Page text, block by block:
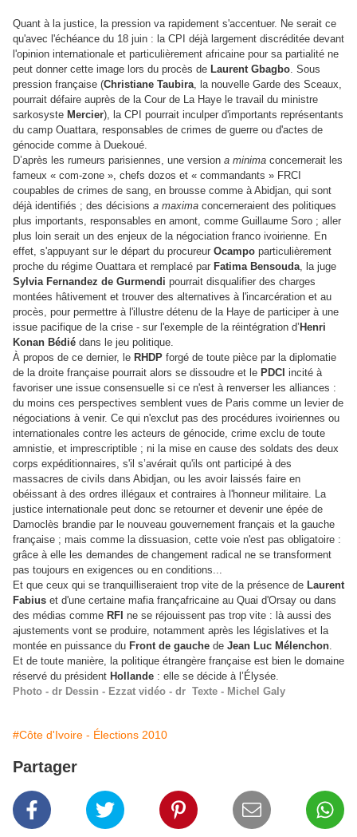
Quant à la justice, la pression va rapidement s'accentuer. Ne serait ce
qu'avec l'échéance du 18 juin : la CPI déjà largement discréditée devant
l'opinion internationale et particulièrement africaine pour sa partialité ne
peut donner cette image lors du procès de Laurent Gbagbo. Sous
pression française (Christiane Taubira, la nouvelle Garde des Sceaux,
pourrait défaire auprès de la Cour de La Haye le travail du ministre
sarkosyste Mercier), la CPI pourrait inculper d'importants représentants
du camp Ouattara, responsables de crimes de guerre ou d'actes de
génocide comme à Duekoué.
D’après les rumeurs parisiennes, une version a minima concernerait les
fameux « com-zone », chefs dozos et « commandants » FRCI
coupables de crimes de sang, en brousse comme à Abidjan, qui sont
déjà identifiés ; des décisions a maxima concerneraient des politiques
plus importants, responsables en amont, comme Guillaume Soro ; aller
plus loin serait un des enjeux de la négociation franco ivoirienne. En
effet, s'appuyant sur le départ du procureur Ocampo particulièrement
proche du régime Ouattara et remplacé par Fatima Bensouda, la juge
Sylvia Fernandez de Gurmendi pourrait disqualifier des charges
montées hâtivement et trouver des alternatives à l'incarcération et au
procès, pour permettre à l'illustre détenu de la Haye de participer à une
issue pacifique de la crise - sur l'exemple de la réintégration d’ Henri
Konan Bédié dans le jeu politique.
À propos de ce dernier, le RHDP forgé de toute pièce par la diplomatie
de la droite française pourrait alors se dissoudre et le PDCI incité à
favoriser une issue consensuelle si ce n'est à renverser les alliances :
du moins ces perspectives semblent vues de Paris comme un levier de
négociations à venir. Ce qui n'exclut pas des procédures ivoiriennes ou
internationales contre les acteurs de génocide, crime exclu de toute
amnistie, et imprescriptible ; ni la mise en cause des soldats des deux
corps expéditionnaires, s'il s’avérait qu'ils ont participé à des
massacres de civils dans Abidjan, ou les avoir laissés faire en
obéissant à des ordres illégaux et contraires à l'honneur militaire. La
justice internationale peut donc se retourner et devenir une épée de
Damoclès brandie par le nouveau gouvernement français et la gauche
française ; mais comme la dissuasion, cette voie n'est pas obligatoire :
grâce à elle les demandes de changement radical ne se transforment
pas toujours en exigences ou en conditions...
Et que ceux qui se tranquilliseraient trop vite de la présence de Laurent
Fabius et d'une certaine mafia françafricaine au Quai d'Orsay ou dans
des médias comme RFI ne se réjouissent pas trop vite : là aussi des
ajustements vont se produire, notamment après les législatives et la
montée en puissance du Front de gauche de Jean Luc Mélenchon.
Et de toute manière, la politique étrangère française est bien le domaine
réservé du président Hollande : elle se décide à l’Élysée.
Photo - dr Dessin - Ezzat vidéo - dr Texte - Michel Galy
#Côte d'Ivoire - Élections 2010
Partager